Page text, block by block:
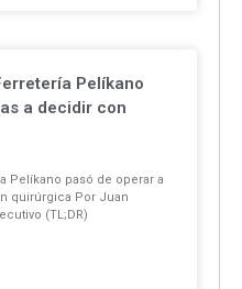
Pelíkano
a decidir con
Pelíkano pasó de operar a
quirúrgica Por Juan
(TL;DR)